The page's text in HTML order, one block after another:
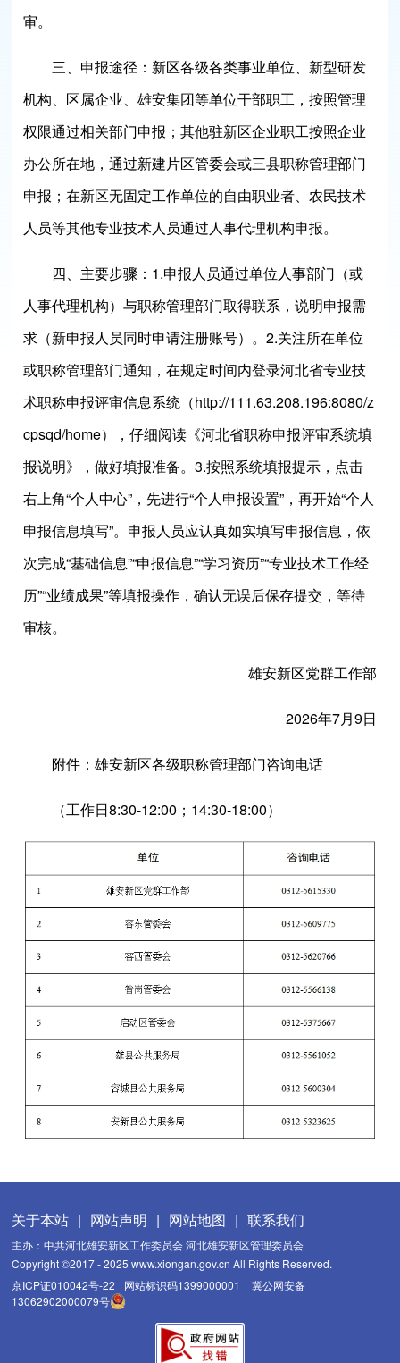
审。
三、申报途径： 新区各级各类事业单位、新型研发
机构、区属企业、雄安集团等单位干部职工，按照管理
权限通过相关部门申报；其他驻新区企业职工按照企业
办公所在地，通过新建片区管委会或三县职称管理部门
申报；在新区无固定工作单位的自由职业者、农民技术
人员等其他专业技术人员通过人事代理机构申报。
四、主要步骤： 1.申报人员通过单位人事部门（或
人事代理机构）与职称管理部门取得联系，说明申报需
求（新申报人员同时申请注册账号）。2.关注所在单位
或职称管理部门通知，在规定时间内登录河北省专业技
术职称申报评审信息系统（http://111.63.208.196:8080/z
cpsqd/home），仔细阅读《河北省职称申报评审系统填
报说明》，做好填报准备。3.按照系统填报提示，点击
右上角“个人中心”，先进行“个人申报设置”，再开始“个人
申报信息填写”。申报人员应认真如实填写申报信息，依
次完成“基础信息”“申报信息”“学习资历”“专业技术工作经
历”“业绩成果”等填报操作，确认无误后保存提交，等待
审核。
雄安新区党群工作部
2026年7月9日
附件：雄安新区各级职称管理部门咨询电话
（工作日8:30-12:00；14:30-18:00）
关于本站 | 网站声明 | 网站地图 | 联系我们
主办：中共河北雄安新区工作委员会 河北雄安新区管理委员会
Copyright ©2017 - 2025 www.xiongan.gov.cn All Rights Reserved.
京ICP证010042号-22
网站标识码1399000001
冀公网安备
13062902000079号